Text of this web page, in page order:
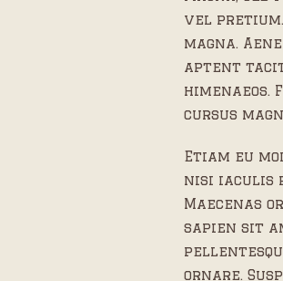
vel
magna.
aptent
himenaeos.
cursus
Etiam eu
nisi iaculis
Maecenas
sapien sit
ornare.